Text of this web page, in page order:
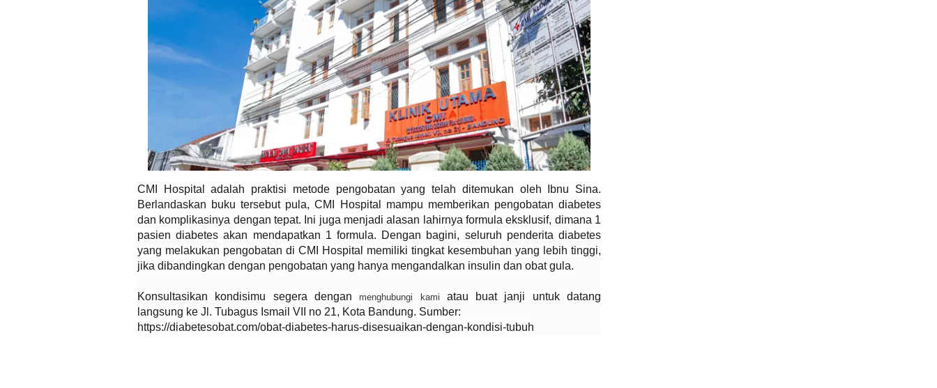
CMI Hospital adalah praktisi metode pengobatan yang telah ditemukan oleh Ibnu Sina.
Berlandaskan buku tersebut pula, CMI Hospital mampu memberikan pengobatan diabetes
dan komplikasinya dengan tepat. Ini juga menjadi alasan lahirnya formula eksklusif, dimana 1
pasien diabetes akan mendapatkan 1 formula. Dengan bagini, seluruh penderita diabetes
yang melakukan pengobatan di CMI Hospital memiliki tingkat kesembuhan yang lebih tinggi,
jika dibandingkan dengan pengobatan yang hanya mengandalkan insulin dan obat gula.
Konsultasikan kondisimu segera dengan menghubungi kami
atau buat janji untuk datang
langsung ke Jl. Tubagus Ismail VII no 21, Kota Bandung. Sumber:
https://diabetesobat.com/obat-diabetes-harus-disesuaikan-dengan-kondisi-tubuh